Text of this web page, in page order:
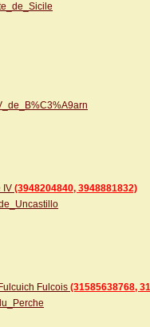
IV (3948204840, 3948881832)
Fulcois (31585638768,